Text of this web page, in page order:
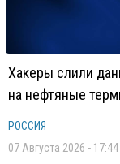
Хакеры слили
на нефтяные
РОССИЯ
07 Августа 2026 - 17:44